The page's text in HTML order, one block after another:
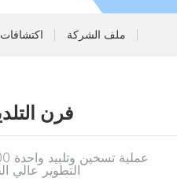
عيادة أسنان
انضم
ملف الشركة
فرن التلدين
التطوير عالي